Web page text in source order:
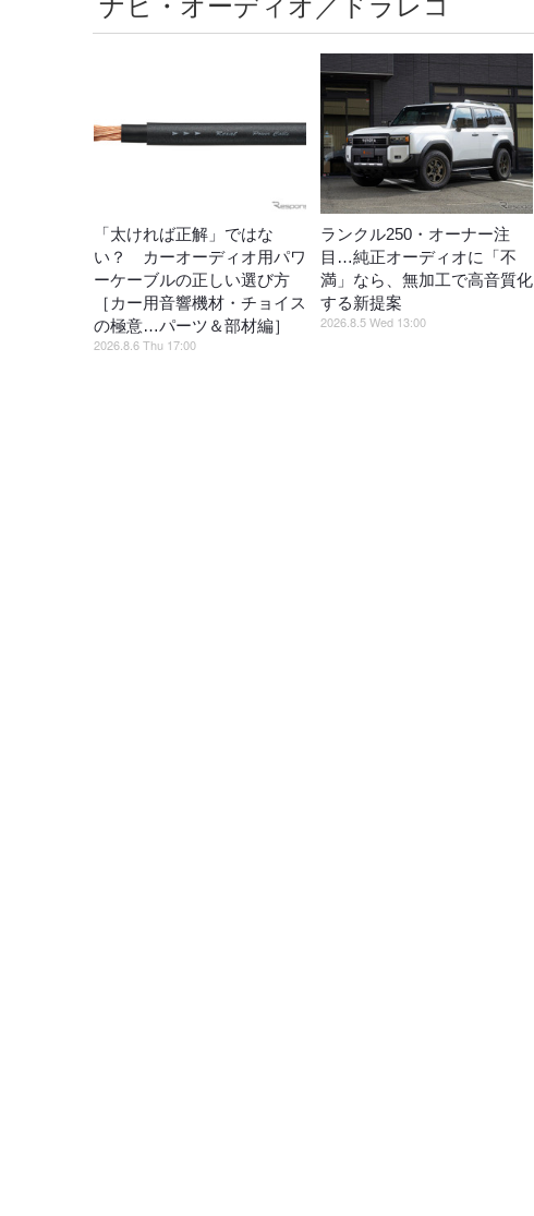
ナビ・オーディオ／ドラレコ
「太ければ正解」ではな
い？ カーオーディオ用パワ
ーケーブルの正しい選び方
［カー用音響機材・チョイス
の極意…パーツ＆部材編］
2026.8.6 Thu 17:00
ランクル250・オーナー注
目…純正オーディオに「不
満」なら、無加工で高音質化
する新提案
2026.8.5 Wed 13:00